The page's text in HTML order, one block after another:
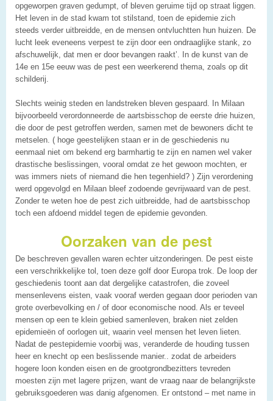
opgeworpen graven gedumpt, of bleven geruime tijd op straat liggen.
Het leven in de stad kwam tot stilstand, toen de epidemie zich
steeds verder uitbreidde, en de mensen ontvluchtten hun huizen. De
lucht leek eveneens verpest te zijn door een ondraaglijke stank, zo
afschuwelijk, dat men er door bevangen raakt’. In de kunst van de
14e en 15e eeuw was de pest een weerkerend thema, zoals op dit
schilderij.
Slechts weinig steden en landstreken bleven gespaard. In Milaan
bijvoorbeeld verordonneerde de aartsbisschop de eerste drie huizen,
die door de pest getroffen werden, samen met de bewoners dicht te
metselen. ( hoge geestelijken staan er in de geschiedenis nu
eenmaal niet om bekend erg barmhartig te zijn en namen wel vaker
drastische beslissingen, vooral omdat ze het gewoon mochten, er
was immers niets of niemand die hen tegenhield? ) Zijn verordening
werd opgevolgd en Milaan bleef zodoende gevrijwaard van de pest.
Zonder te weten hoe de pest zich uitbreidde, had de aartsbisschop
toch een afdoend middel tegen de epidemie gevonden.
Oorzaken van de pest
De beschreven gevallen waren echter uitzonderingen. De pest eiste
een verschrikkelijke tol, toen deze golf door Europa trok. De loop der
geschiedenis toont aan dat dergelijke catastrofen, die zoveel
mensenlevens eisten, vaak vooraf werden gegaan door perioden van
grote overbevolking en / of door economische nood. Als er teveel
mensen op een te klein gebied samenleven, braken niet zelden
epidemieën of oorlogen uit, waarin veel mensen het leven lieten.
Nadat de pestepidemie voorbij was, veranderde de houding tussen
heer en knecht op een beslissende manier.. zodat de arbeiders
hogere loon konden eisen en de grootgrondbezitters tevreden
moesten zijn met lagere prijzen, want de vraag naar de belangrijkste
gebruiksgoederen was danig afgenomen. Er ontstond – met name in